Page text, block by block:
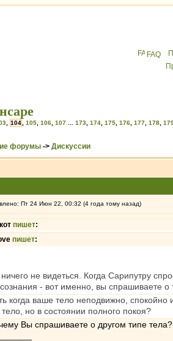
FAQ
104 105 106 107 173 174 175 176 177 178
форумы -> Дискуссии
Пт 24 Июн 22, 00:32 (4 года тому назад)
пишет:
пишет:
не видеться. Когда Сарипутру
- вот именно, вы спрашиваете о
когда ваше тело неподвижно, спокойно
но в состоянии полного покоя?
Вы спрашиваете о другом типе